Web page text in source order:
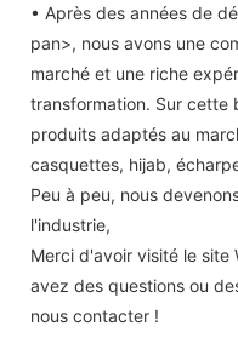
• Après des années de
pan>, nous avons une
marché et une riche
transformation. Sur cette
produits adaptés au
casquettes, hijab,
Peu à peu, nous
l'industrie,
Merci d'avoir visité le site
avez des questions ou
nous contacter !